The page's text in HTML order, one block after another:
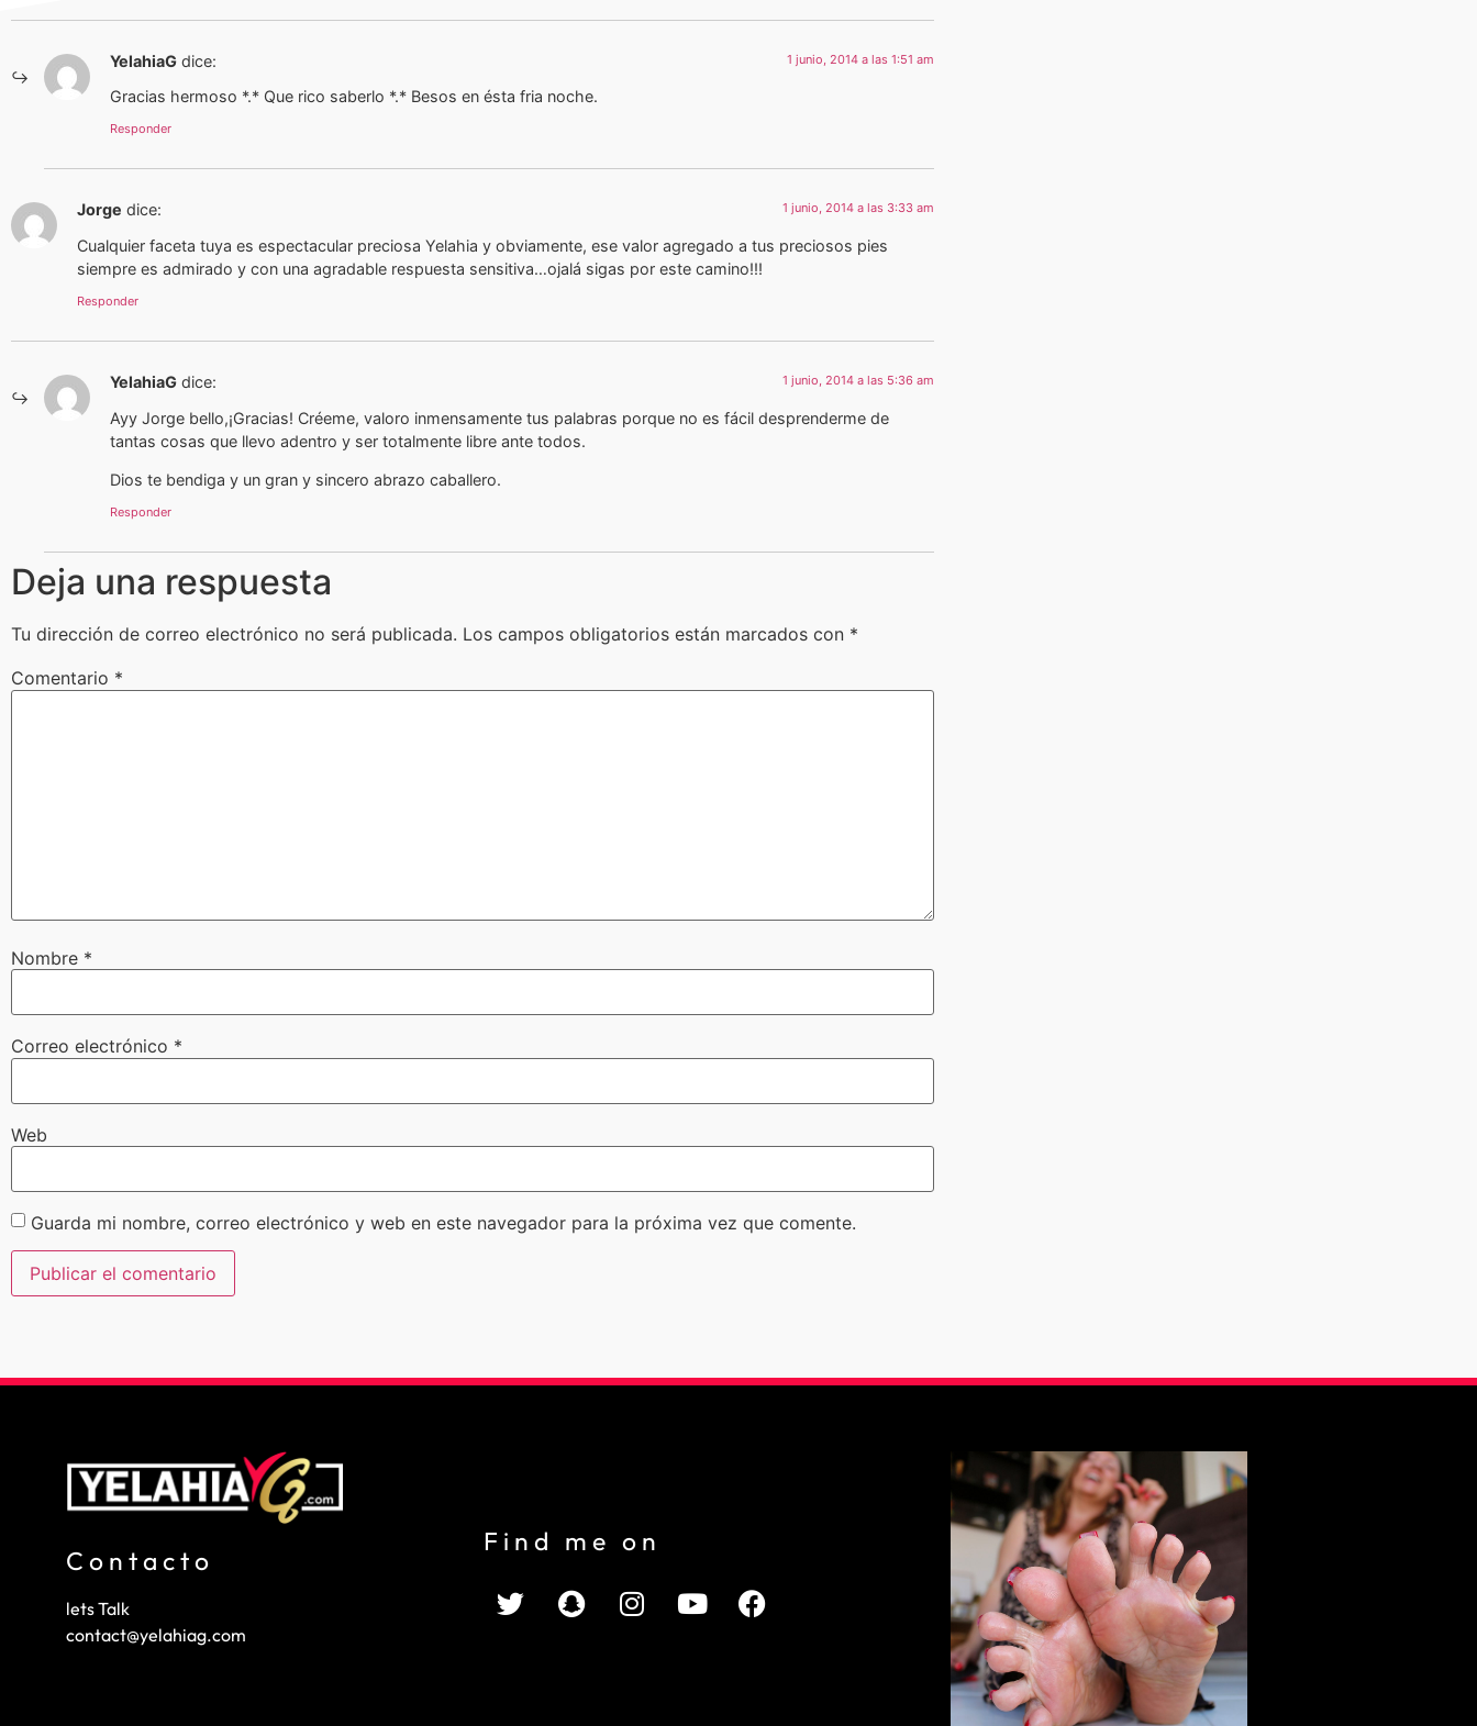
YelahiaG dice: 1 junio, 2014 a las 1:51 am
Gracias hermoso *.* Que rico saberlo *.* Besos en ésta fria noche.
Responder
Jorge dice: 1 junio, 2014 a las 3:33 am
Cualquier faceta tuya es espectacular preciosa Yelahia y obviamente, ese valor agregado a tus preciosos pies
siempre es admirado y con una agradable respuesta sensitiva…ojalá sigas por este camino!!!
Responder
YelahiaG dice: 1 junio, 2014 a las 5:36 am
Ayy Jorge bello,¡Gracias! Créeme, valoro inmensamente tus palabras porque no es fácil desprenderme de
tantas cosas que llevo adentro y ser totalmente libre ante todos.
Dios te bendiga y un gran y sincero abrazo caballero.
Responder
Deja una respuesta
Tu dirección de correo electrónico no será publicada. Los campos obligatorios están marcados con *
Comentario *
Nombre *
Correo electrónico *
Web
Guarda mi nombre, correo electrónico y web en este navegador para la próxima vez que comente.
Contacto
lets Talk
contact@yelahiag.com
Find me on